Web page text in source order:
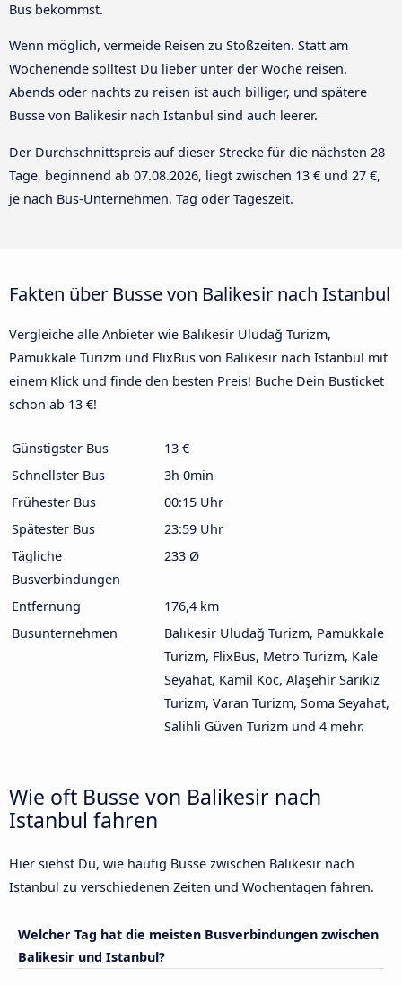
Bus bekommst.
Wenn möglich, vermeide Reisen zu Stoßzeiten. Statt am
Wochenende solltest Du lieber unter der Woche reisen.
Abends oder nachts zu reisen ist auch billiger, und spätere
Busse von Balikesir nach Istanbul sind auch leerer.
Der Durchschnittspreis auf dieser Strecke für die nächsten 28
Tage, beginnend ab 07.08.2026, liegt zwischen 13 € und 27 €,
je nach Bus-Unternehmen, Tag oder Tageszeit.
Fakten über Busse von Balikesir nach Istanbul
Vergleiche alle Anbieter wie Balıkesir Uludağ Turizm,
Pamukkale Turizm und FlixBus von Balikesir nach Istanbul mit
einem Klick und finde den besten Preis! Buche Dein Busticket
schon ab 13 €!
Günstigster Bus
13 €
Schnellster Bus
3h 0min
Frühester Bus
00:15 Uhr
Spätester Bus
23:59 Uhr
Tägliche
Busverbindungen
233 Ø
Entfernung
176,4 km
Busunternehmen
Balıkesir Uludağ Turizm, Pamukkale
Turizm, FlixBus, Metro Turizm, Kale
Seyahat, Kamil Koc, Alaşehir Sarıkız
Turizm, Varan Turizm, Soma Seyahat,
Salihli Güven Turizm und 4 mehr.
Wie oft Busse von Balikesir nach
Istanbul fahren
Hier siehst Du, wie häufig Busse zwischen Balikesir nach
Istanbul zu verschiedenen Zeiten und Wochentagen fahren.
Welcher Tag hat die meisten Busverbindungen zwischen
Balikesir und Istanbul?